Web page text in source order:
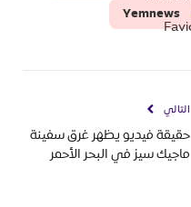
Yemnews
التالي
حقيقة فيديو يظهر غرق سفينة
ماجيك سيز في البحر الأحمر